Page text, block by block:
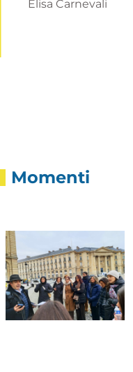
Elisa Carnevali
Momenti